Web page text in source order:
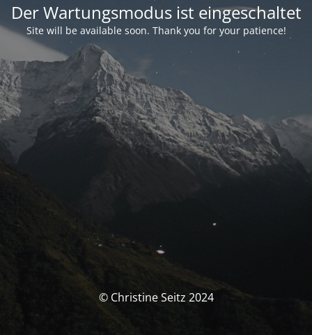
Der Wartungsmodus ist eingeschaltet
Site will be available soon. Thank you for your patience!
© Christine Seitz 2024